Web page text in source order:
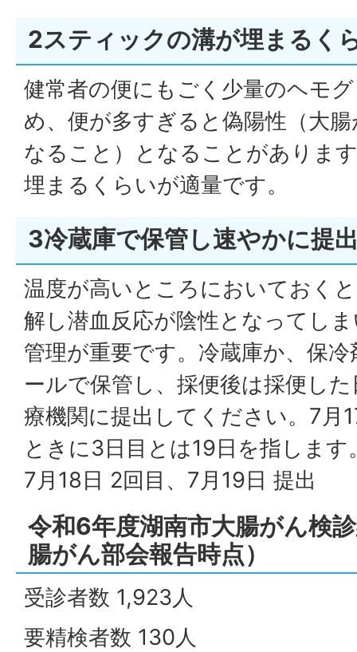
2スティックの溝が埋まるく
健常者の便にもごく少量のヘモ
め、便が多すぎると偽陽性（大
なること）となることがありま
埋まるくらいが適量です。
3冷蔵庫で保管し速やかに提
温度が高いところにおいておく
解し潜血反応が陰性となってし
管理が重要です。冷蔵庫か、保
ールで保管し、採便後は採便し
療機関に提出してください。7月
ときに3日目とは19日を指します
7月18日 2回目、7月19日 提出
令和6年度湖南市大腸がん検
腸がん部会報告時点）
受診者数 1,923人
要精検者数 130人